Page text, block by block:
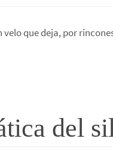
velo que deja, por
del